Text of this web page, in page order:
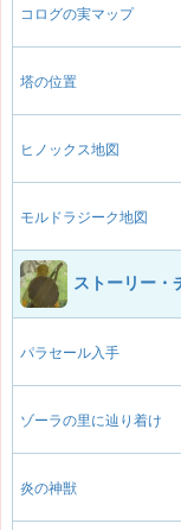
コログの実マップ
塔の位置
ヒノックス地図
モルドラジーク地図
ストーリー・
パラセール入手
ゾーラの里に辿り着け
炎の神獣